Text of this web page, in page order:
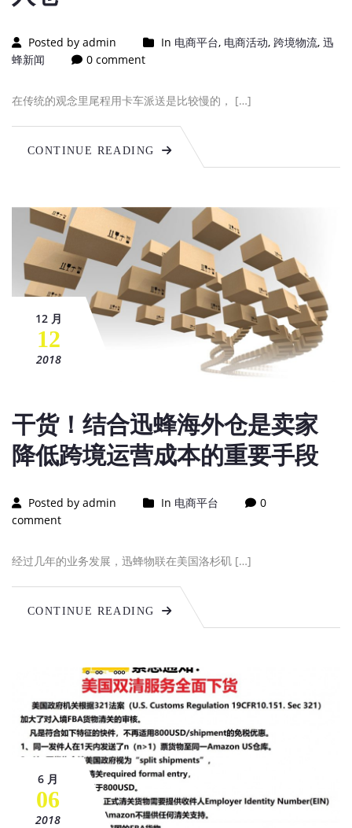
Posted by admin In 电商平台, 电商活动, 跨境物流, 迅
蜂新闻
0 comment
在传统的观念里尾程用卡车派送是比较慢的， […]
CONTINUE READING
12 月
12
2018
干货！结合迅蜂海外仓是卖家
降低跨境运营成本的重要手段
Posted by admin In 电商平台
0
comment
经过几年的业务发展，迅蜂物联在美国洛杉矶 […]
CONTINUE READING
6 月
06
2018